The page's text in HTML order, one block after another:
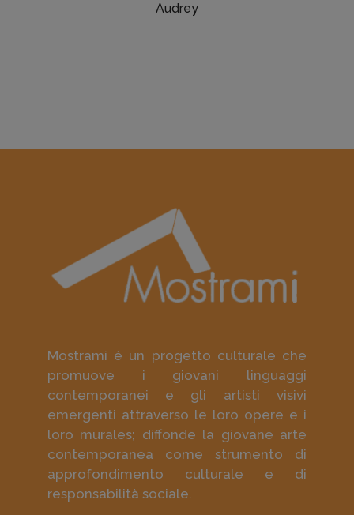
Audrey
Mostrami è un progetto culturale che
promuove i giovani linguaggi
contemporanei e gli artisti visivi
emergenti attraverso le loro opere e i
loro murales; diffonde la giovane arte
contemporanea come strumento di
approfondimento culturale e di
responsabilità sociale.